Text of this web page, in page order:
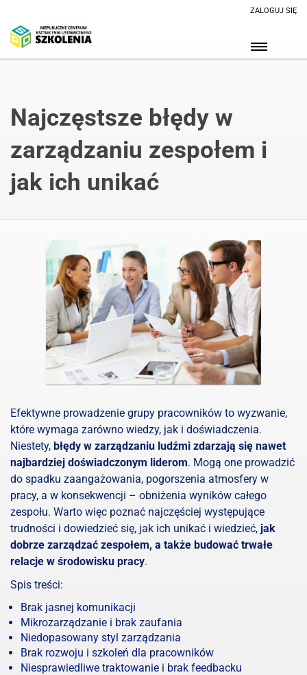
ZALOGUJ SIĘ
Najczęstsze błędy w
zarządzaniu zespołem i
jak ich unikać
Efektywne prowadzenie grupy pracowników to wyzwanie,
które wymaga zarówno wiedzy, jak i doświadczenia.
Niestety, błędy w zarządzaniu ludźmi zdarzają się nawet
najbardziej doświadczonym liderom. Mogą one prowadzić
do spadku zaangażowania, pogorszenia atmosfery w
pracy, a w konsekwencji – obniżenia wyników całego
zespołu. Warto więc poznać najczęściej występujące
trudności i dowiedzieć się, jak ich unikać i wiedzieć, jak
dobrze zarządzać zespołem, a także budować trwałe
relacje w środowisku pracy.
Spis treści:
Brak jasnej komunikacji
Mikro­zarządzanie i brak zaufania
Niedopasowany styl zarządzania
Brak rozwoju i szkoleń dla pracowników
Niesprawiedliwe traktowanie i brak feedbacku